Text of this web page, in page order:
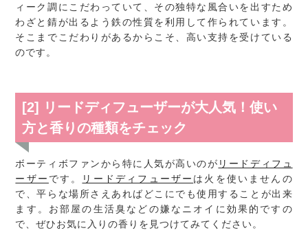
ィーク調にこだわっていて、その独特な風合いを出すため
わざと錆が出るよう鉄の性質を利用して作られています。
そこまでこだわりがあるからこそ、高い支持を受けている
のです。
[2] リードディフューザーが大人気！使い
方と香りの種類をチェック
ボーティボファンから特に人気が高いのが リードディフュ
ーザー です。 リードディフューザー は火を使いませんの
で、平らな場所さえあればどこにでも使用することが出来
ます。お部屋の生活臭などの嫌なニオイに効果的ですの
で、ぜひお気に入りの香りを見つけてみてください。